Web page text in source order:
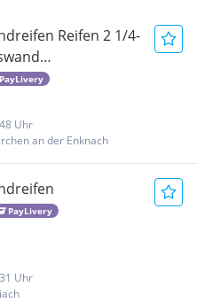
Reifen 2 1/4-
Continental
PayLivery
Uhr
an der Enknach
PayLivery
Uhr